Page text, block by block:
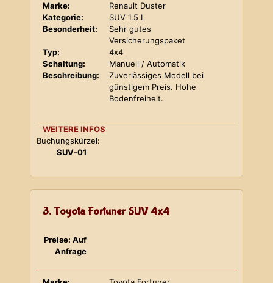
Marke:
Renault Duster
Kategorie:
SUV 1.5 L
Besonderheit:
Sehr gutes
Versicherungspaket
Typ:
4x4
Schaltung:
Manuell / Automatik
Beschreibung:
Zuverlässiges Modell bei
günstigem Preis. Hohe
Bodenfreiheit.
WEITERE INFOS
Buchungskürzel:
SUV-01
3. Toyota Fortuner SUV 4x4
Preise: Auf
Anfrage